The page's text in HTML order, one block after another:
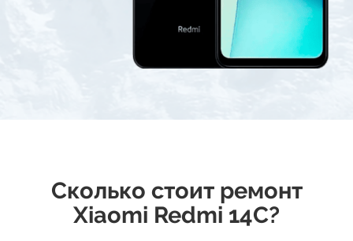
Сколько стоит ремонт
Xiaomi Redmi 14C?